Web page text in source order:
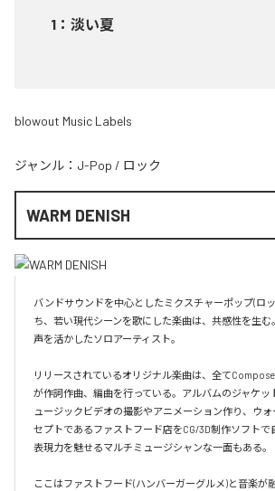
1 ： 淡い夏
blowout Music Labels
ジャンル： J-Pop / ロック
WARM DENISH
バンドサウンドを中心としたミクスチャーポップ(ロ
ち、若い現代シーンを歌にした楽曲は、共感性を生
声を活かしたソロアーティスト。
リリースされているオリジナル楽曲は、全て
が作詞作曲、編曲を行っている。アルバムのジャケッ
ュージックビデオの撮影やアニメーション作り、ウ
セプトであるファストフード店をCG/3D制作ソフトで
表現力を魅せるマルチミュージシャンな一面もある。
ここはファストフード(ハンバーガーグルメ)と音楽が